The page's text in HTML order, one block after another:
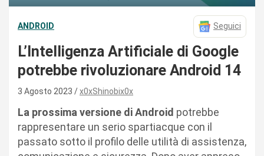
ANDROID Seguici
L’Intelligenza Artificiale di Google
potrebbe rivoluzionare Android 14
3 Agosto 2023 x0xShinobix0x
La prossima versione di Android potrebbe
rappresentare un serio spartiacque con il
passato sotto il profilo delle utilità di assistenza,